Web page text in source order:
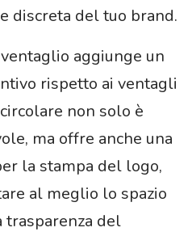
discreta del tuo brand.
aggiunge un
rispetto ai ventagli
non solo è
ma offre anche una
la stampa del logo,
al meglio lo spazio
del